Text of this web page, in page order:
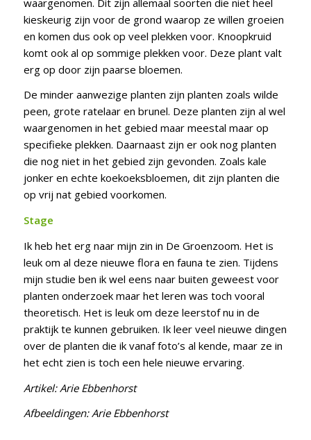
kieskeurig zijn voor de grond waarop ze willen groeien
en komen dus ook op veel plekken voor. Knoopkruid
komt ook al op sommige plekken voor. Deze plant valt
erg op door zijn paarse bloemen.
De minder aanwezige planten zijn planten zoals wilde
peen, grote ratelaar en brunel. Deze planten zijn al wel
waargenomen in het gebied maar meestal maar op
specifieke plekken. Daarnaast zijn er ook nog planten
die nog niet in het gebied zijn gevonden. Zoals kale
jonker en echte koekoeksbloemen, dit zijn planten die
op vrij nat gebied voorkomen.
Stage
Ik heb het erg naar mijn zin in De Groenzoom. Het is
leuk om al deze nieuwe flora en fauna te zien. Tijdens
mijn studie ben ik wel eens naar buiten geweest voor
planten onderzoek maar het leren was toch vooral
theoretisch. Het is leuk om deze leerstof nu in de
praktijk te kunnen gebruiken. Ik leer veel nieuwe dingen
over de planten die ik vanaf foto’s al kende, maar ze in
het echt zien is toch een hele nieuwe ervaring.
Artikel: Arie Ebbenhorst
Afbeeldingen: Arie Ebbenhorst